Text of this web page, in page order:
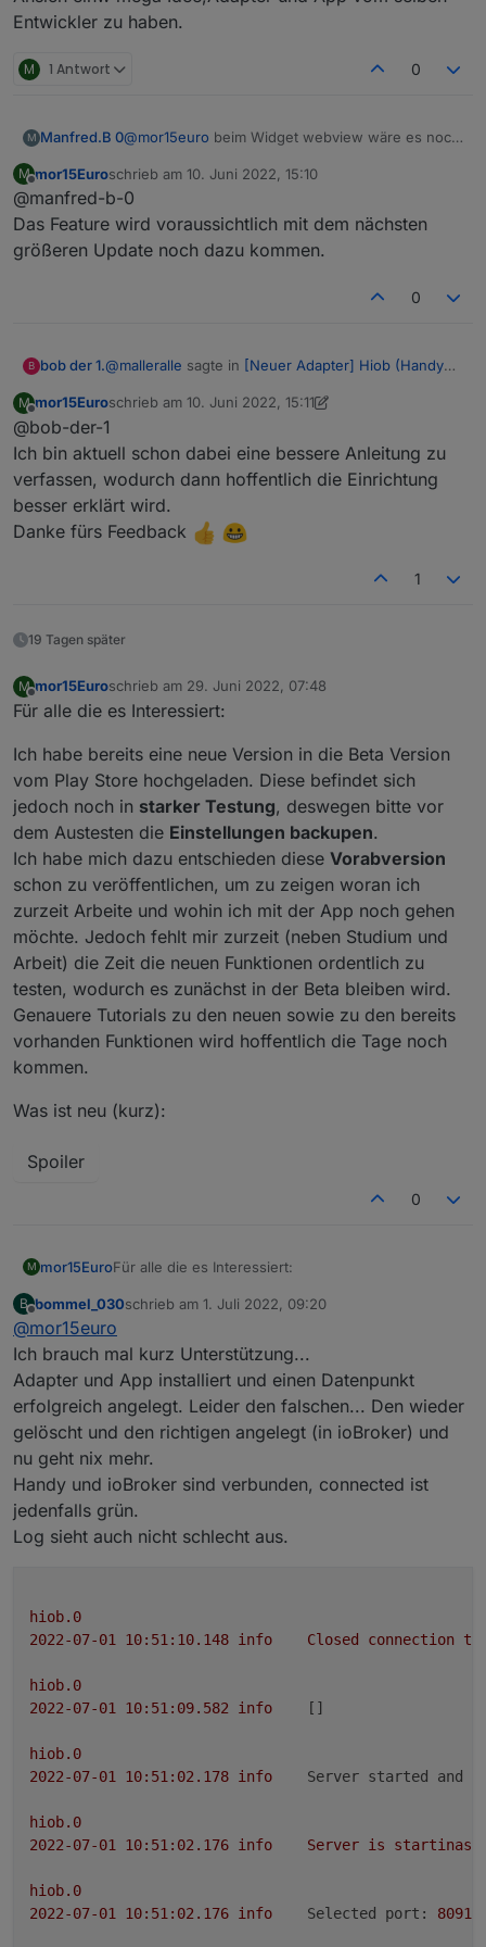
Entwickler zu haben.
M 1 Antwort 0
M Manfred.B 0@mor15euro beim Widget webview wäre es noch
Datenpunkt hinterlegte Website zurückgreifen
könnte - wäre das machbar?
M
Offline
mor15Euroschrieb am 10. Juni 2022, 15:10
zuletzt editiert von
@manfred-b-0
Das Feature wird voraussichtlich mit dem nächsten
größeren Update noch dazu kommen.
0
B bob der 1.@malleralle sagte in [Neuer Adapter] Hiob (Handy
Nee, das ist bisher schon recht sinnig.
Ich habe das Gestern bei mir schon soweit
eingerichtet.
Nach ein paar Eintragungen hat man den
Bogen schnell raus.
Sinnig ja,aber sehr frickelig am Anfang bis man weis
was man genau tun muss.Wäre sicher hilfreich wenn
man ein paar Bilder dazu hätte wie man ein Gerät
einrichtet.
Ansich einw mega Idee,Adapter und App vom
selben Entwickler zu haben.
M
Offline
mor15Euroschrieb am 10. Juni 2022, 15:11
zuletzt editiert von mor15Euro 6. Okt. 2022, 17:12
@bob-der-1
Ich bin aktuell schon dabei eine bessere Anleitung zu
verfassen, wodurch dann hoffentlich die Einrichtung
besser erklärt wird.
Danke fürs Feedback
1
19 Tagen später
M
Offline
mor15Euroschrieb am 29. Juni 2022, 07:48
zuletzt editiert von
Für alle die es Interessiert:
Ich habe bereits eine neue Version in die Beta Version
vom Play Store hochgeladen. Diese befindet sich
jedoch noch in starker Testung, deswegen bitte vor
dem Austesten die Einstellungen backupen.
Ich habe mich dazu entschieden diese Vorabversion
schon zu veröffentlichen, um zu zeigen woran ich
zurzeit Arbeite und wohin ich mit der App noch gehen
möchte. Jedoch fehlt mir zurzeit (neben Studium und
Arbeit) die Zeit die neuen Funktionen ordentlich zu
testen, wodurch es zunächst in der Beta bleiben wird.
Genauere Tutorials zu den neuen sowie zu den bereits
vorhanden Funktionen wird hoffentlich die Tage noch
kommen.
Was ist neu (kurz):
Spoiler
0
M mor15EuroFür alle die es Interessiert:
Ich habe bereits eine neue Version in die Beta
Version vom Play Store hochgeladen. Diese
befindet sich jedoch noch in
deswegen bitte vor dem Austesten die
Einstellungen backupen.
Ich habe mich dazu entschieden diese
Vorabversionschon zu veröffentlichen, um zu
zeigen woran ich zurzeit Arbeite und wohin ich mit
der App noch gehen möchte. Jedoch fehlt mir
zurzeit (neben Studium und Arbeit) die Zeit die
neuen Funktionen ordentlich zu testen, wodurch
es zunächst in der Beta bleiben wird.
Was ist neu (kurz):
Spoiler
B
Offline
bommel_030schrieb am 1. Juli 2022, 09:20
zuletzt editiert von
@mor15euro
Ich brauch mal kurz Unterstützung...
Adapter und App installiert und einen Datenpunkt
erfolgreich angelegt. Leider den falschen... Den wieder
gelöscht und den richtigen angelegt (in ioBroker) und
nu geht nix mehr.
Handy und ioBroker sind verbunden, connected ist
jedenfalls grün.
Log sieht auch nicht schlecht aus.
hiob.0
info Closed connection to
hiob.0
info
hiob.0
info Server started and
hiob.0
info Server is
hiob.0
info Selected port: 8091